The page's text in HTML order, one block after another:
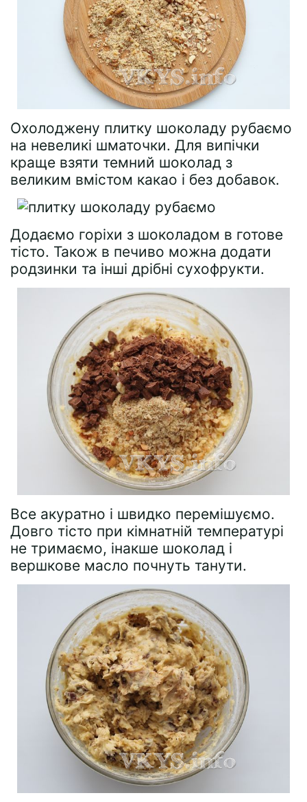
Охолоджену плитку шоколаду рубаємо
на невеликі шматочки. Для випічки
краще взяти темний шоколад з
великим вмістом какао і без добавок.
Додаємо горіхи з шоколадом в готове
тісто. Також в печиво можна додати
родзинки та інші дрібні сухофрукти.
Все акуратно і швидко перемішуємо.
Довго тісто при кімнатній температурі
не тримаємо, інакше шоколад і
вершкове масло почнуть танути.